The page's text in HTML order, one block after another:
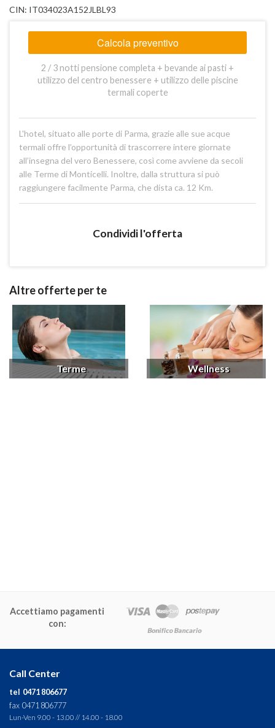
CIN: IT034023A152JLBL93
Calcola preventivo
2 / 3 notti pensione completa + bevande ai pasti +
utilizzo del centro benessere + utilizzo delle piscine
termali coperte
L'hotel, situato alle porte di Parma, grazie alle sue acque
termali offre l’opportunità di trascorrere intere giornate
all’insegna del vero Benessere, così come avviene da secoli
alle Terme di Monticelli. Inoltre, dalla struttura si può
raggiungere facilmente Parma, che dista ca. 12 Km.
Condividi l'offerta
Altre offerte per te
Terme Wellness
Accettiamo pagamenti
con:
Call Center
tel 0471 806677
fax 0471 806777
Lun-Ven 9.00 - 13.00 // 14.00 - 18.00